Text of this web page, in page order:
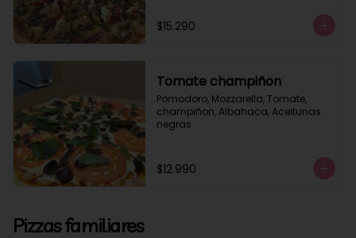
$15.290
Tomate champiñon
Pomodoro, Mozzarella, Tomate,
champiñon, Albahaca, Aceitunas
negras
$12.990
Pizzas familiares